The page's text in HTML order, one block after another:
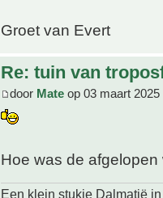
Groet van Evert
Re: tuin van
door Mate op 03 maart 2025
Hoe was de afgelopen
Een klein stukje Dalmatië